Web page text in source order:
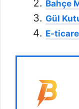
Bahçe
Gül
E-